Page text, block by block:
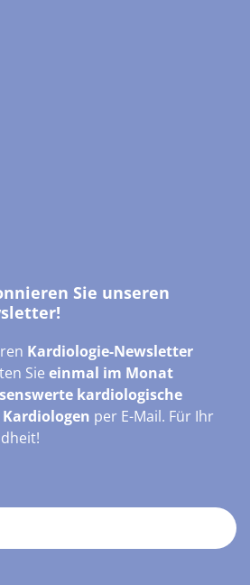
Sie unseren
Kardiologie-Newsletter
Sie einmal im Monat
kardiologische
Kardiologen per E-Mail. Für Ihr